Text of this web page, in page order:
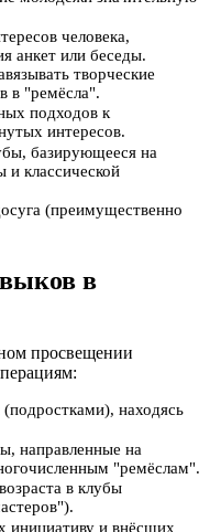
человека,
анкет или беседы.
творческие
в "ремёсла".
подходов к
интересов.
базирующееся на
и классической
(преимущественно
в
просвещении
находясь
направленные на
"ремёслам".
в клубы
инициативу и внёсших